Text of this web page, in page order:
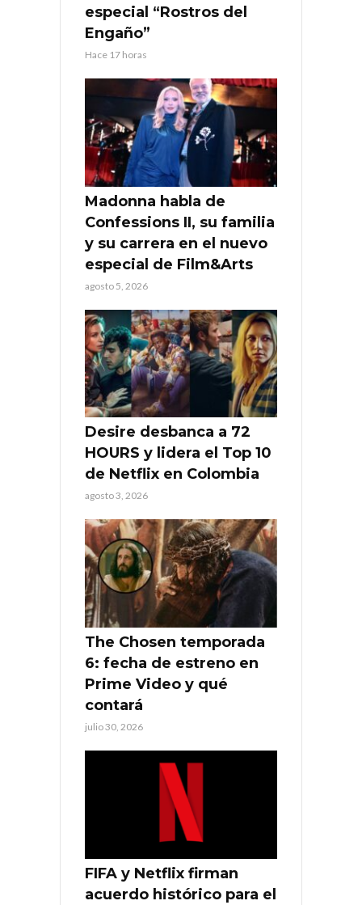
especial “Rostros del
Engaño”
Hace 17 horas
Madonna habla de
Confessions II, su familia
y su carrera en el nuevo
especial de Film&Arts
agosto 5, 2026
Desire desbanca a 72
HOURS y lidera el Top 10
de Netflix en Colombia
agosto 3, 2026
The Chosen temporada
6: fecha de estreno en
Prime Video y qué
contará
julio 30, 2026
FIFA y Netflix firman
acuerdo histórico para el